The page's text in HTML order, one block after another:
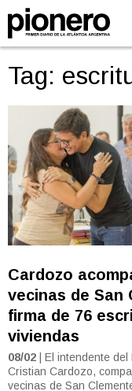
Tag:
Cardozo
vecinas de San
firma de 76
viviendas
08/02 | El intendente
Cristian Cardozo,
vecinas de San